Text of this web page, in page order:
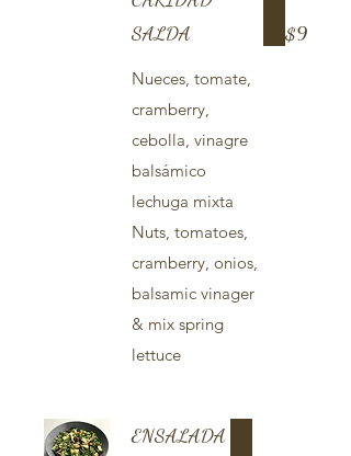
SALDA
Nueces, tomate,
cramberry,
cebolla, vinagre
balsámico
lechuga mixta
Nuts, tomatoes,
cramberry, onios,
balsamic vinager
& mix spring
lettuce
$9
ENSALADA